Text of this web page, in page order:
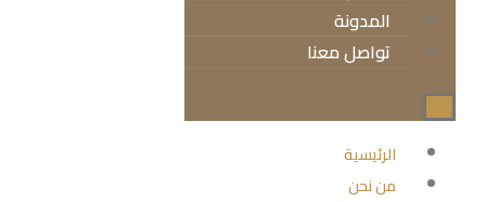
المدونة
تواصل معنا
الرئيسية
من نحن